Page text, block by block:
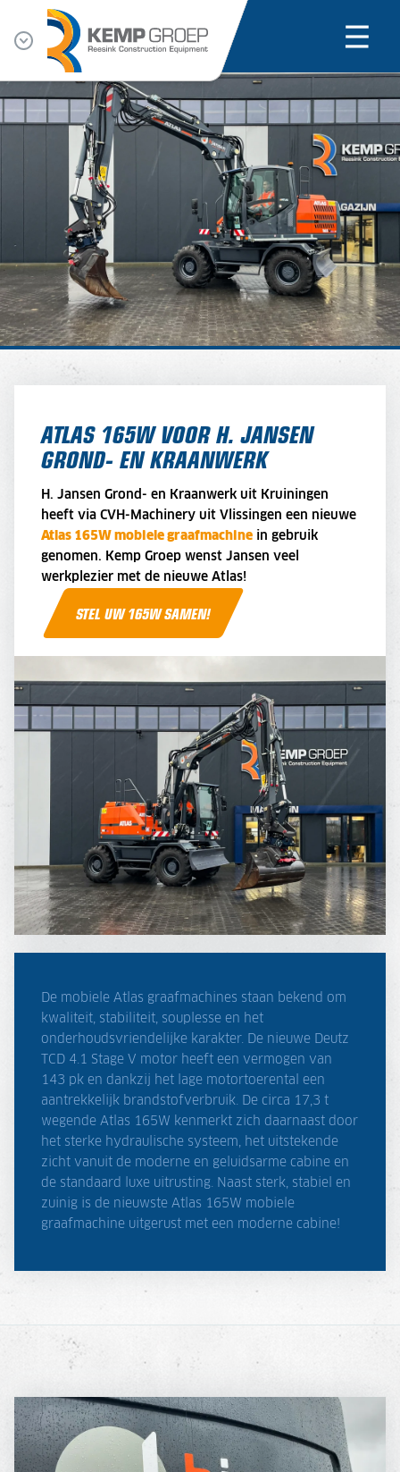
ATLAS 165W VOOR H. JANSEN
GROND- EN KRAANWERK
H. Jansen Grond- en Kraanwerk uit Kruiningen
heeft via CVH-Machinery uit Vlissingen een nieuwe
Atlas 165W mobiele graafmachine in gebruik
genomen. Kemp Groep wenst Jansen veel
werkplezier met de nieuwe Atlas!
STEL UW 165W SAMEN!
De mobiele Atlas graafmachines staan bekend om
kwaliteit, stabiliteit, souplesse en het
onderhoudsvriendelijke karakter. De nieuwe Deutz
TCD 4.1 Stage V motor heeft een vermogen van
143 pk en dankzij het lage motortoerental een
aantrekkelijk brandstofverbruik. De circa 17,3 t
wegende Atlas 165W kenmerkt zich daarnaast door
het sterke hydraulische systeem, het uitstekende
zicht vanuit de moderne en geluidsarme cabine en
de standaard luxe uitrusting. Naast sterk, stabiel en
zuinig is de nieuwste Atlas 165W mobiele
graafmachine uitgerust met een moderne cabine!